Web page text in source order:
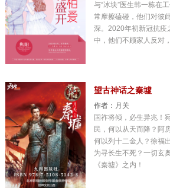
与“冰块”医生韩一栋在
常摩擦磕碰，他们对彼
深。2020年初新冠抗疫
中，他们不顾家人反对
望古神话之秦墟
作者： 月关
国祚将倾，必生异兆！
民，何以从天而降？阿
何以列十二金人？徐福
为寻长生不死？一切玄
《秦墟》之内！